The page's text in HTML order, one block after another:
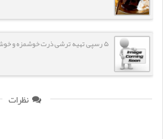
۵ رسپی تهیه ترشی ذرت خوشمزه و خوش طعم
نظرات